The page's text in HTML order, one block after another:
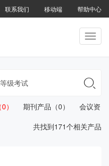
联系我们 移动端 帮助中心

） 期刊产品（0）
会议资
共找到171个相关产品